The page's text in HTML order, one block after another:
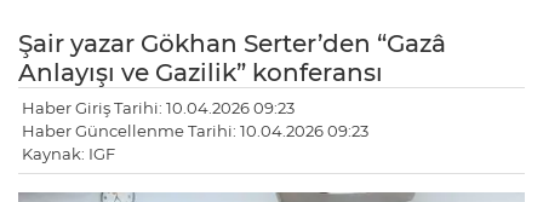
Şair yazar Gökhan Serter’den “Gazâ
Anlayışı ve Gazilik” konferansı
Haber Giriş Tarihi: 10.04.2026 09:23
Haber Güncellenme Tarihi: 10.04.2026 09:23
Kaynak: IGF